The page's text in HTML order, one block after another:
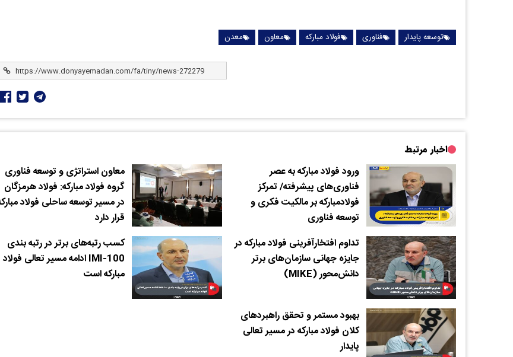
توسعه پایدار فناوری فولاد مبارکه معاون معدن
اخبار مرتبط
ورود فولاد مبارکه به عصر
فناوری‌های پیشرفته/ تمرکز
فولادمبارکه بر مالکیت فکری و
توسعه فناوری
معاون استراتژی و توسعه فناوری
گروه فولاد مبارکه: فولاد هرمزگان
در مسیر توسعه ساحلی فولاد
قرار دارد
تداوم افتخارآفرینی فولاد مبارکه در
جایزه جهانی سازمان‌های برتر
دانش‌محور (MIKE)
کسب رتبه‌های برتر در رتبه بندی
IMI-100 ادامه مسیر تعالی فولاد
مبارکه است
بهبود مستمر و تحقق راهبردهای
کلان فولاد مبارکه در مسیر تعالی
پایدار